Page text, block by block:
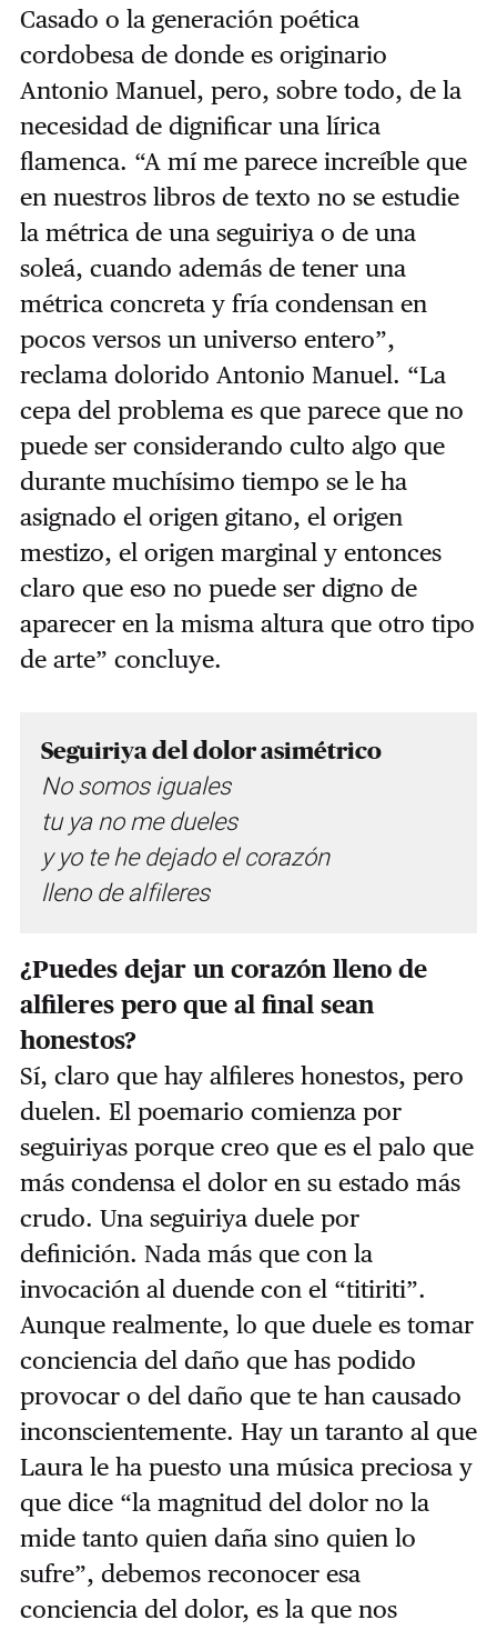
Casado o la generación poética
cordobesa de donde es originario
Antonio Manuel, pero, sobre todo, de la
necesidad de dignificar una lírica
flamenca. “A mí me parece increíble que
en nuestros libros de texto no se estudie
la métrica de una seguiriya o de una
soleá, cuando además de tener una
métrica concreta y fría condensan en
pocos versos un universo entero”,
reclama dolorido Antonio Manuel. “La
cepa del problema es que parece que no
puede ser considerando culto algo que
durante muchísimo tiempo se le ha
asignado el origen gitano, el origen
mestizo, el origen marginal y entonces
claro que eso no puede ser digno de
aparecer en la misma altura que otro tipo
de arte” concluye.
Seguiriya del dolor asimétrico
No somos iguales
tu ya no me dueles
y yo te he dejado el corazón
lleno de alfileres
¿Puedes dejar un corazón lleno de
alfileres pero que al final sean
honestos?
Sí, claro que hay alfileres honestos, pero
duelen. El poemario comienza por
seguiriyas porque creo que es el palo que
más condensa el dolor en su estado más
crudo. Una seguiriya duele por
definición. Nada más que con la
invocación al duende con el “titiriti”.
Aunque realmente, lo que duele es tomar
conciencia del daño que has podido
provocar o del daño que te han causado
inconscientemente. Hay un taranto al que
Laura le ha puesto una música preciosa y
que dice “la magnitud del dolor no la
mide tanto quien daña sino quien lo
sufre”, debemos reconocer esa
conciencia del dolor, es la que nos